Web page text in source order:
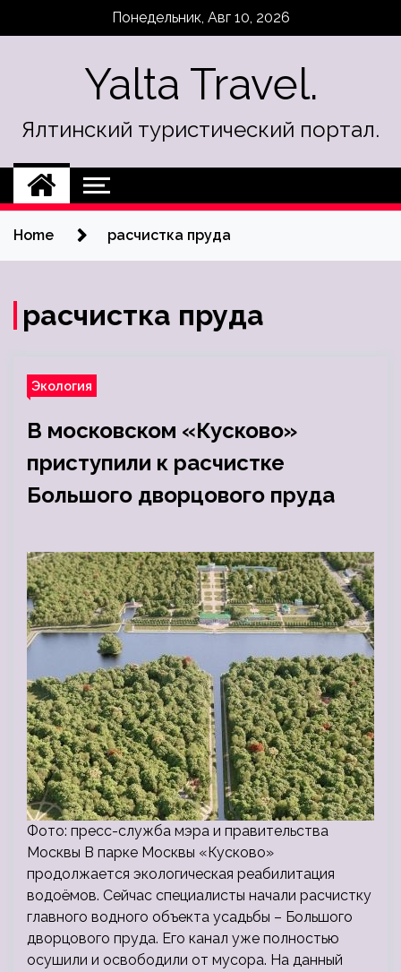
Понедельник, Авг 10, 2026
Yalta Travel.
Ялтинский туристический портал.
Home расчистка пруда
расчистка пруда
Экология
В московском «Кусково»
приступили к расчистке
Большого дворцового пруда
Фото: пресс-служба мэра и правительства
Москвы В парке Москвы «Кусково»
продолжается экологическая реабилитация
водоёмов. Сейчас специалисты начали расчистку
главного водного объекта усадьбы – Большого
дворцового пруда. Его канал уже полностью
осушили и освободили от мусора. На данный